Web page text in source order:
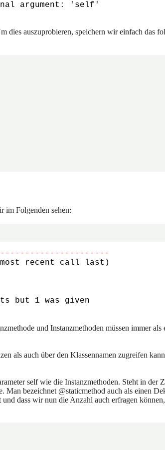
argument: 'self'
dies auszuprobieren, speichern wir einfach das
im Folgenden sehen:
but 1 was given
und Instanzmethoden müssen immer als
als auch über den Klassennamen zugreifen
self wie die Instanzmethoden. Steht in der
bezeichnet @staticmethod auch als einen
dass wir nun die Anzahl auch erfragen